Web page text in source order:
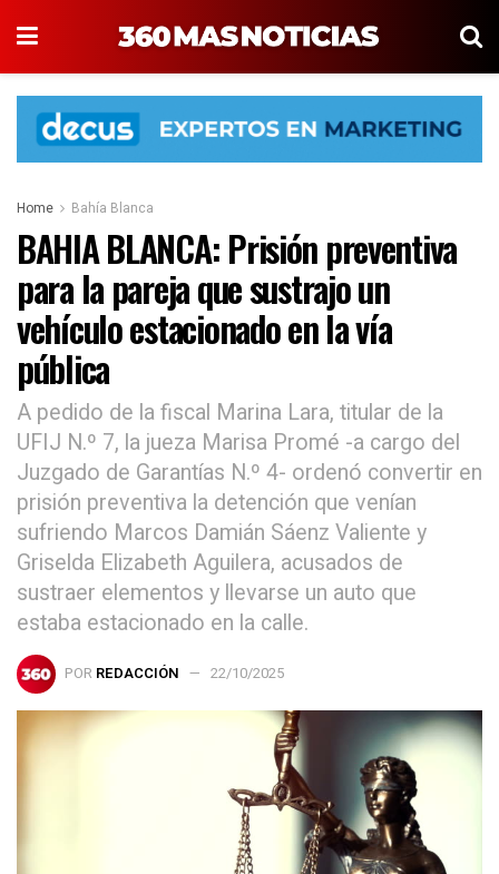
Home Bahía Blanca
BAHIA BLANCA: Prisión preventiva
para la pareja que sustrajo un
vehículo estacionado en la vía
pública
A pedido de la fiscal Marina Lara, titular de la
UFIJ N.º 7, la jueza Marisa Promé -a cargo del
Juzgado de Garantías N.º 4- ordenó convertir en
prisión preventiva la detención que venían
sufriendo Marcos Damián Sáenz Valiente y
Griselda Elizabeth Aguilera, acusados de
sustraer elementos y llevarse un auto que
estaba estacionado en la calle.
POR REDACCIÓN 22/10/2025